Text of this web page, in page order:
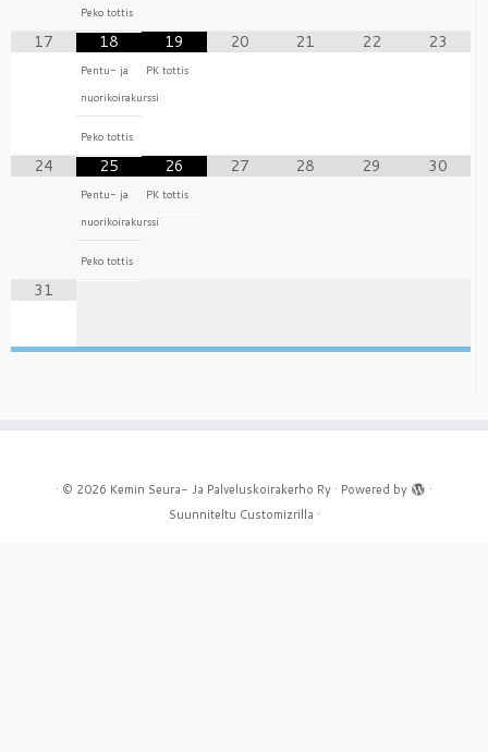
Peko tottis
17 18
Pentu- ja
nuorikoirakurssi
Peko tottis
19
PK tottis
20 21 22 23
24 25
Pentu- ja
nuorikoirakurssi
Peko tottis
26
PK tottis
27 28 29 30
31
· © 2026 Kemin Seura- Ja Palveluskoirakerho Ry · Powered by
·
Suunniteltu Customizrilla ·